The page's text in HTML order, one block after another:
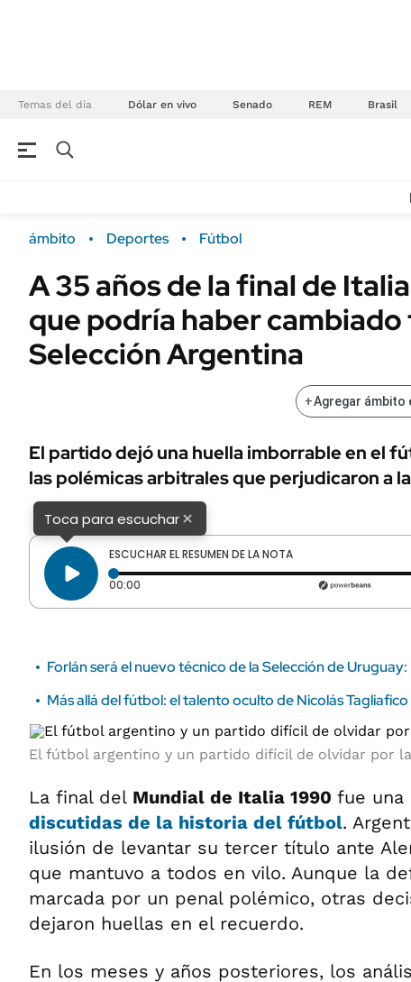
Temas del día Dólar en vivo Senado REM Brasil
Campo
FINANZAS
Dólar
Sustentabilidad
POLÍTICA
URUGUAY
ámbito Deportes Fútbol
A 35 años de la final de
que podría haber
Selección Argentina
+Agregar ámbito
El partido dejó una huella imborrable en el
las polémicas arbitrales que perjudicaron a
Toca para escuchar×
ESCUCHAR EL RESUMEN DE LA NOTA
00:00 Tiempo transcurrido: 0 segundos
Forlán será el nuevo técnico de la Selección de
Más allá del fútbol: el talento oculto de Nicolás
El fútbol argentino y un partido difícil de olvidar por
La final del Mundial de Italia 1990 fue una
discutidas de la historia del fútbol.
ilusión de levantar su tercer título ante
que mantuvo a todos en vilo. Aunque la
marcada por un penal polémico, otras
dejaron huellas en el recuerdo.
En los meses y años posteriores, los